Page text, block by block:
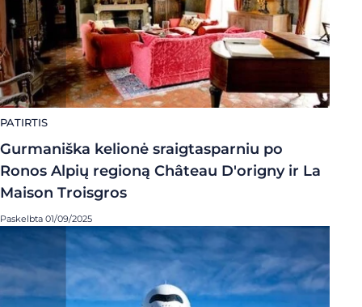
PATIRTIS
Gurmaniška kelionė sraigtasparniu po
Ronos Alpių regioną Château D'origny ir La
Maison Troisgros
Paskelbta 01/09/2025